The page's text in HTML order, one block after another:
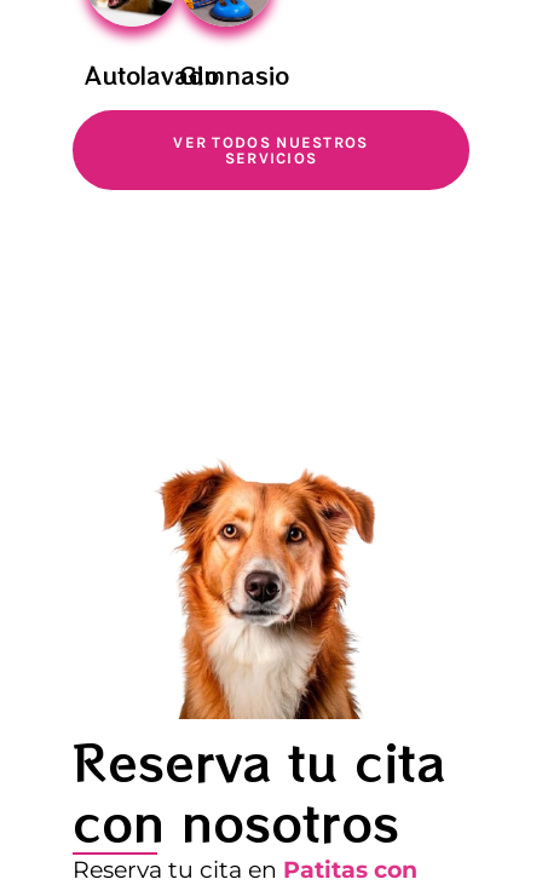
AutolavadoGimnasio
VER TODOS NUESTROS
SERVICIOS
Reserva tu cita
con nosotros
Reserva tu cita en Patitas con